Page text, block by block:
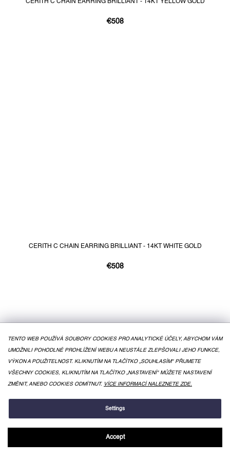
TENTO WEB POUŽÍVÁ SOUBORY COOKIES PRO ANALYTICKÉ ÚČELY, ABYCHOM VÁM
UMOŽNILI POHODLNÉ PROHLÍŽENÍ WEBU A NEUSTÁLE ZLEPŠOVALI JEHO FUNKCE,
VÝKON A POUŽITELNOST. KLIKNUTÍM NA TLAČÍTKO „SOUHLASÍM" PŘIJMETE
VŠECHNY COOKIES, KLIKNUTÍM NA TLAČÍTKO „NASTAVENÍ" MŮŽETE NASTAVENÍ
ZMĚNIT, ANEBO COOKIES ODMÍTNUT. VÍCE INFORMACÍ NALEZNETE ZDE.
Settings
Accept
CERITH C CHAIN EARRING BRILLIANT - 14KT YELLOW GOLD
€508
CERITH C CHAIN EARRING BRILLIANT - 14KT WHITE GOLD
€508